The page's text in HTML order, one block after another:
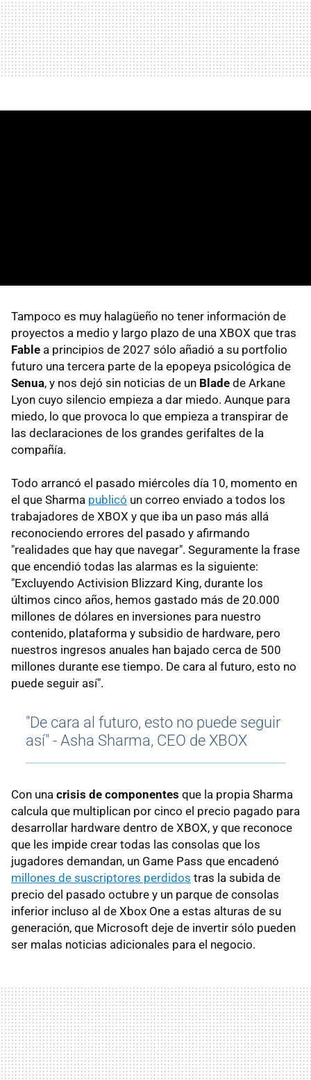
Tampoco es muy halagüeño no tener información de
proyectos a medio y largo plazo de una XBOX que tras
Fable a principios de 2027 sólo añadió a su portfolio
futuro una tercera parte de la epopeya psicológica de
Senua, y nos dejó sin noticias de un Blade de Arkane
Lyon cuyo silencio empieza a dar miedo. Aunque para
miedo, lo que provoca lo que empieza a transpirar de
las declaraciones de los grandes gerifaltes de la
compañía.
Todo arrancó el pasado miércoles día 10, momento en
el que Sharma publicó un correo enviado a todos los
trabajadores de XBOX y que iba un paso más allá
reconociendo errores del pasado y afirmando
"realidades que hay que navegar". Seguramente la frase
que encendió todas las alarmas es la siguiente:
"Excluyendo Activision Blizzard King, durante los
últimos cinco años, hemos gastado más de 20.000
millones de dólares en inversiones para nuestro
contenido, plataforma y subsidio de hardware, pero
nuestros ingresos anuales han bajado cerca de 500
millones durante ese tiempo. De cara al futuro, esto no
puede seguir así".
"De cara al futuro, esto no puede seguir
así" - Asha Sharma, CEO de XBOX
Con una crisis de componentes que la propia Sharma
calcula que multiplican por cinco el precio pagado para
desarrollar hardware dentro de XBOX, y que reconoce
que les impide crear todas las consolas que los
jugadores demandan, un Game Pass que encadenó
millones de suscriptores perdidos tras la subida de
precio del pasado octubre y un parque de consolas
inferior incluso al de Xbox One a estas alturas de su
generación, que Microsoft deje de invertir sólo pueden
ser malas noticias adicionales para el negocio.